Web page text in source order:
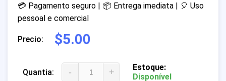
💳 Pagamento seguro | 📦 Entrega imediata | 🎈 Uso
pessoal e comercial
Precio: $5.00
Quantia: - +
Estoque:
Disponível